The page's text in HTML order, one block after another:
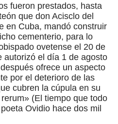
fueron prestados, hasta
que don Acisclo del
en Cuba, mandó construir
cementerio, para lo
ovetense el 20 de
autorizó el día 1 de agosto
ofrece un aspecto
por el deterioro de las
cubren la cúpula en su
(El tiempo que todo
Ovidio hace dos mil